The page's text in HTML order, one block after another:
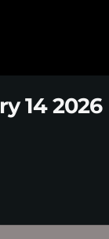
14 2026